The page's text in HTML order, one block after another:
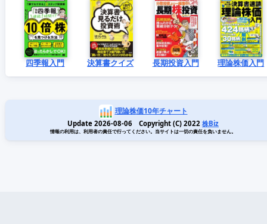
四季報入門 決算書クイズ 長期投資入門 理論株価入門
理論株価10年チャート
Update 2026-08-06 Copyright (C) 2022 株Biz
情報の利用は、利用者の責任で行ってください。当サイトは一切の責任を負いません。